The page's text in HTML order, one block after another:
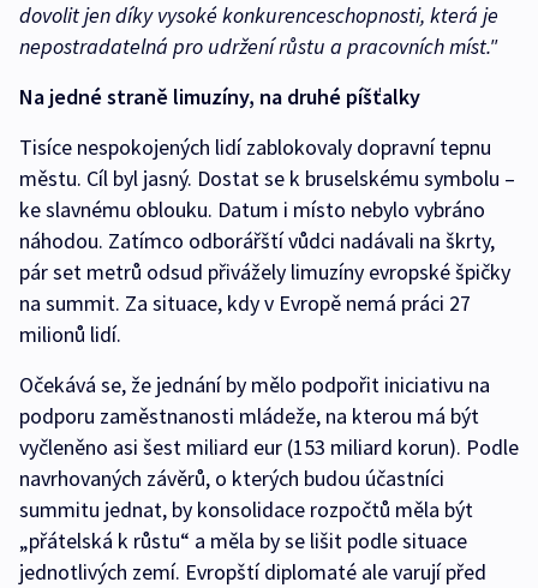
dovolit jen díky vysoké konkurenceschopnosti, která je
nepostradatelná pro udržení růstu a pracovních míst."
Na jedné straně limuzíny, na druhé píšťalky
Tisíce nespokojených lidí zablokovaly dopravní tepnu
městu. Cíl byl jasný. Dostat se k bruselskému symbolu –
ke slavnému oblouku. Datum i místo nebylo vybráno
náhodou. Zatímco odborářští vůdci nadávali na škrty,
pár set metrů odsud přivážely limuzíny evropské špičky
na summit. Za situace, kdy v Evropě nemá práci 27
milionů lidí.
Očekává se, že jednání by mělo podpořit iniciativu na
podporu zaměstnanosti mládeže, na kterou má být
vyčleněno asi šest miliard eur (153 miliard korun). Podle
navrhovaných závěrů, o kterých budou účastníci
summitu jednat, by konsolidace rozpočtů měla být
„přátelská k růstu“ a měla by se lišit podle situace
jednotlivých zemí. Evropští diplomaté ale varují před